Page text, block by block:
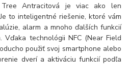
Antracitová je viac ako len
to inteligentné riešenie, ktoré vám
alarm a mnoho ďalších funkcií
Vďaka technológii NFC (Near Field
použiť svoj smartphone alebo
dverí a aktiváciu funkcií podľa